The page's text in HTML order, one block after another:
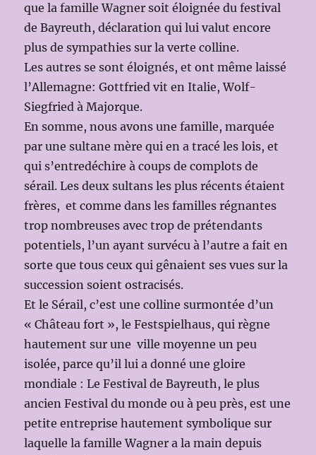
que la famille Wagner soit éloignée du festival
de Bayreuth, déclaration qui lui valut encore
plus de sympathies sur la verte colline.
Les autres se sont éloignés, et ont même laissé
l’Allemagne: Gottfried vit en Italie, Wolf-
Siegfried à Majorque.
En somme, nous avons une famille, marquée
par une sultane mère qui en a tracé les lois, et
qui s’entredéchire à coups de complots de
sérail. Les deux sultans les plus récents étaient
frères, et comme dans les familles régnantes
trop nombreuses avec trop de prétendants
potentiels, l’un ayant survécu à l’autre a fait en
sorte que tous ceux qui gênaient ses vues sur la
succession soient ostracisés.
Et le Sérail, c’est une colline surmontée d’un
« Château fort », le Festspielhaus, qui règne
hautement sur une ville moyenne un peu
isolée, parce qu’il lui a donné une gloire
mondiale : Le Festival de Bayreuth, le plus
ancien Festival du monde ou à peu près, est une
petite entreprise hautement symbolique sur
laquelle la famille Wagner a la main depuis